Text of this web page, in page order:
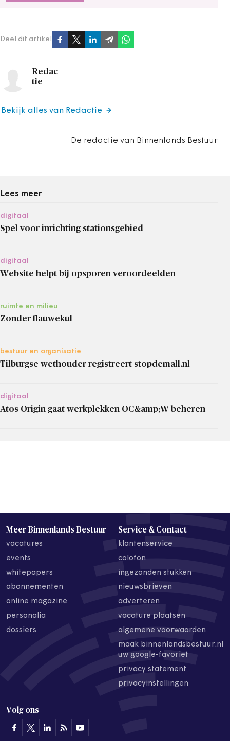
Deel dit artikel
Redac
tie
De redactie van Binnenlands Bestuur
Bekijk alles van Redactie
Lees meer
digitaal
Spel voor inrichting stationsgebied
digitaal
Website helpt bij opsporen veroordeelden
ruimte en milieu
Zonder flauwekul
bestuur en organisatie
Tilburgse wethouder registreert stopdemall.nl
digitaal
Atos Origin gaat werkplekken OC&amp;W beheren
Meer Binnenlands Bestuur
vacatures
events
whitepapers
abonnementen
online magazine
personalia
dossiers
Service & Contact
klantenservice
colofon
ingezonden stukken
nieuwsbrieven
adverteren
vacature plaatsen
algemene voorwaarden
maak binnenlandsbestuur.nl
uw google-favoriet
privacy statement
privacyinstellingen
Volg ons